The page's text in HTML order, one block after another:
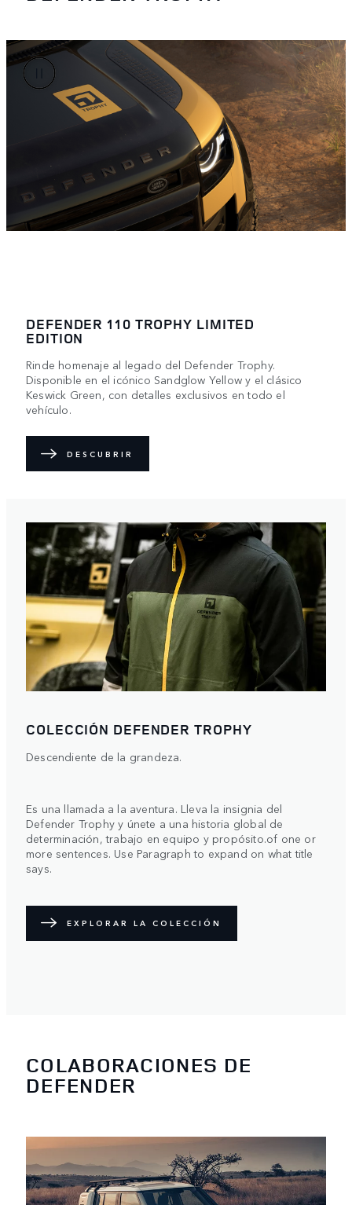
DEFENDER 110 TROPHY LIMITED
EDITION
Rinde homenaje al legado del Defender Trophy.
Disponible en el icónico Sandglow Yellow y el clásico
Keswick Green, con detalles exclusivos en todo el
vehículo.
DESCUBRIR
COLECCIÓN DEFENDER TROPHY
Descendiente de la grandeza.
Es una llamada a la aventura. Lleva la insignia del
Defender Trophy y únete a una historia global de
determinación, trabajo en equipo y propósito.of one or
more sentences. Use Paragraph to expand on what title
says.
EXPLORAR LA COLECCIÓN
COLABORACIONES DE
DEFENDER